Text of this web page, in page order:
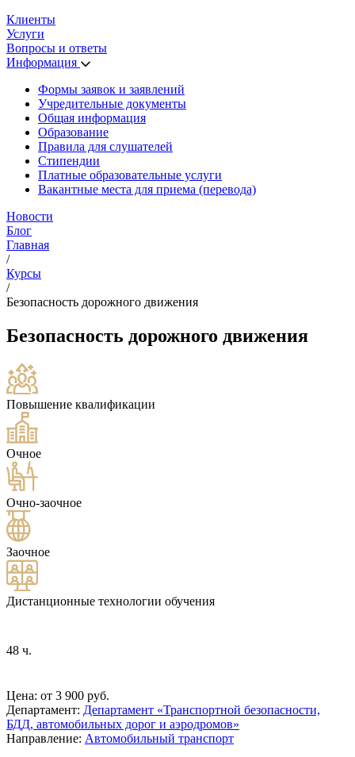
Клиенты
Услуги
Вопросы и ответы
Информация
Формы заявок и заявлений
Учредительные документы
Общая информация
Образование
Правила для слушателей
Стипендии
Платные образовательные услуги
Вакантные места для приема (перевода)
Новости
Блог
Главная
/
Курсы
/
Безопасность дорожного движения
Безопасность дорожного движения
Повышение квалификации
Очное
Очно-заочное
Заочное
Дистанционные технологии обучения
48 ч.
Цена: от 3 900 руб.
Департамент: Департамент «Транспортной безопасности,
БДД, автомобильных дорог и аэродромов»
Направление: Автомобильный транспорт